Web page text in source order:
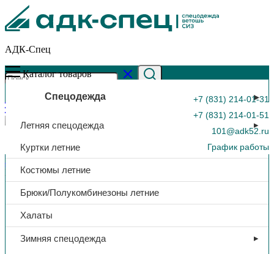
АДК-Спец
+7 (831) 214-01-31
+7 (831) 214-01-51
101@adk52.ru
График работы
0
Каталог товаров
Спецодежда
Летняя спецодежда
Куртки летние
Костюмы летние
Брюки/Полукомбинезоны летние
Халаты
Зимняя спецодежда
Главная страница»Каталог»Крем для рук «Бархатные
ручки», защитный 80 мл.